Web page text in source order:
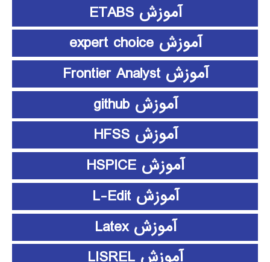
آموزش ETABS
آموزش expert choice
آموزش Frontier Analyst
آموزش github
آموزش HFSS
آموزش HSPICE
آموزش L-Edit
آموزش Latex
آموزش LISREL